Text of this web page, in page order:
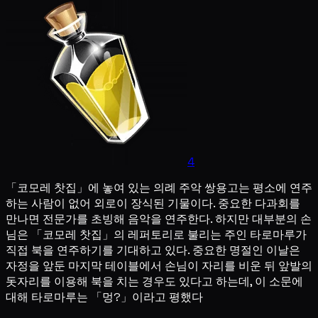
4
「코모레 찻집」에 놓여 있는 의례 주악 쌍용고는 평소에 연주
하는 사람이 없어 외로이 장식된 기물이다. 중요한 다과회를
만나면 전문가를 초빙해 음악을 연주한다. 하지만 대부분의 손
님은 「코모레 찻집」의 레퍼토리로 불리는 주인 타로마루가
직접 북을 연주하기를 기대하고 있다. 중요한 명절인 이날은
자정을 앞둔 마지막 테이블에서 손님이 자리를 비운 뒤 앞발의
돗자리를 이용해 북을 치는 경우도 있다고 하는데, 이 소문에
대해 타로마루는 「멍?」이라고 평했다